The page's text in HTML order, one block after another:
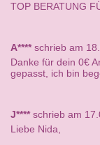
TOP BERATUNG
A****schrieb am
Danke für dein 0€
gepasst, ich bin
J****schrieb am
Liebe Nida,